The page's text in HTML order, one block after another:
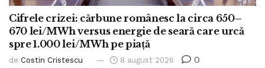
Cifrele crizei: cărbune românesc la circa 650–
670 lei/MWh versus energie de seară care urcă
spre 1.000 lei/MWh pe piață
de Costin Cristescu 8 august 2026 0